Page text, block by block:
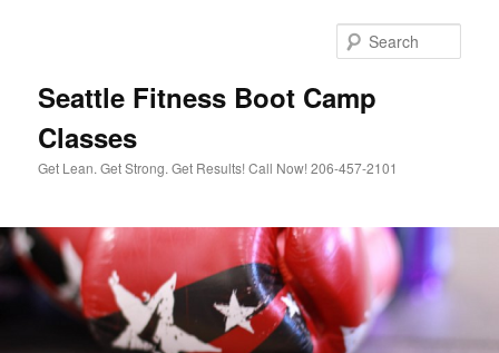
Seattle Fitness Boot Camp
Classes
Get Lean. Get Strong. Get Results! Call Now! 206-457-2101